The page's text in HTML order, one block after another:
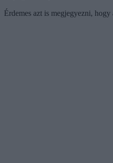
Érdemes azt is megjegyezni,